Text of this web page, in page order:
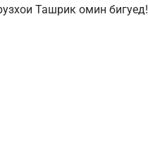
Ташрик омин бигуед!